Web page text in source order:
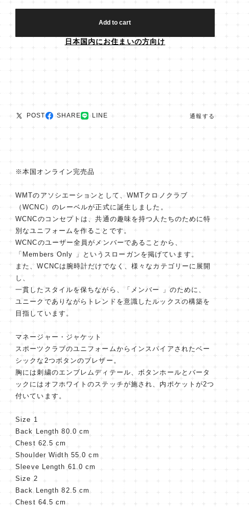
Add to cart
日本国内にお住まいの方向け
POST SHARE LINE 通報する
※本国オンライン完売品
WMTのアソシエーションとして、WMTクロノクラブ
（WCNC）のレーベルが正式に誕生しました。
WCNCのコンセプトは、共通の趣味を持つ人たちのために特
別なユニフォームを作ることです。
WCNCのユーザー全員がメンバーであることから、
「Members Only 」というスローガンを掲げています。
また、WCNCは腕時計だけでなく、様々なカテゴリーに展開
し、
一貫したスタイルを保ちながら、「メンバー 」のために、
ユニークでありながらトレンドを意識したルックスの構築を
目指しています。
マネージャー・ジャケット
スポーツクラブのユニフォームからインスパイアされたベー
シックな2つボタンのブレザー。
胸には刺繍のエンブレムディテール、ボタンホールとバータ
ックにはオフホワイトのステッチが施され、内ポケットが2つ
付いています。
Size 1
Back Length 80.0 cm
Chest 62.5 cm
Shoulder Width 55.0 cm
Sleeve Length 61.0 cm
Size 2
Back Length 82.5 cm
Chest 64.5 cm